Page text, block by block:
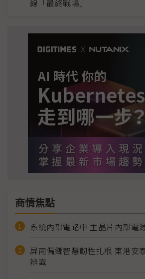
線「最終戰場」
商情焦點
系統內部電路中 主晶片內部電
屏南偏鄉智慧韌性扎根 東港安
辨識